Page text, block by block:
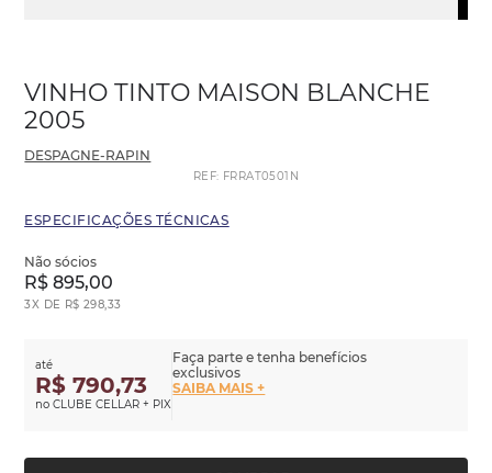
VINHO TINTO MAISON BLANCHE
2005
DESPAGNE-RAPIN
REF: FRRAT0501N
ESPECIFICAÇÕES TÉCNICAS
Não sócios
R$ 895,00
3X DE R$ 298,33
até
R$ 790,73
no CLUBE CELLAR + PIX
Faça parte e tenha benefícios
exclusivos
SAIBA MAIS +